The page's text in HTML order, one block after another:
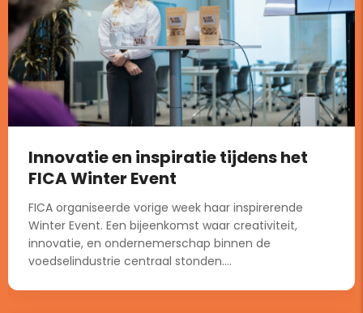
Innovatie en inspiratie tijdens het
FICA Winter Event
FICA organiseerde vorige week haar inspirerende
Winter Event. Een bijeenkomst waar creativiteit,
innovatie, en ondernemerschap binnen de
voedselindustrie centraal stonden....